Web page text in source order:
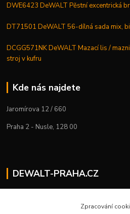
DWE6423 DeWALT Pěstní excentrická
DT71501 DeWALT 56-dílná sada mix,
DCGG571NK DeWALT Mazací lis /
stroj v kufru
Kde nás najdete
Jaromírova 12 / 660
Praha 2 - Nusle, 128 00
DEWALT-PRAHA.CZ
+420 224 936 535
Zpracování